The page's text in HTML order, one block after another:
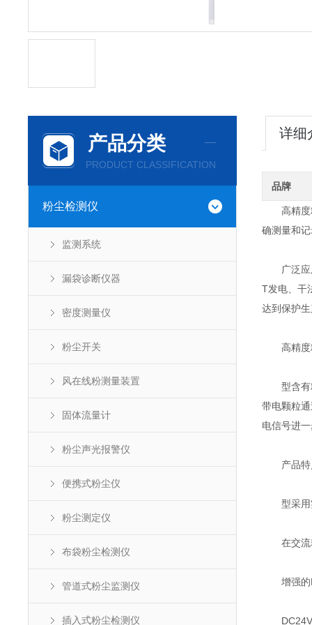
产品分类
PRODUCT CLASSIFICATION
粉尘检测仪
监测系统
漏袋诊断仪器
密度测量仪
粉尘开关
风在线粉测量装置
固体流量计
粉尘声光报警仪
便携式粉尘仪
粉尘测定仪
布袋粉尘检测仪
管道式粉尘监测仪
插入式粉尘检测仪
详细
品牌
高精度粉
确测量和
广泛应用
T发电、干
达到保护
高精度
型含有粉
带电颗粒
电信号进
产品特
型采用实
在交流耦
增强的
DC24V